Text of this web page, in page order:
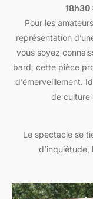
18h30
Pour les
représentation
vous soyez
bard, cette pièce
d’émerveillement.
de culture
Le spectacle se
d’inquiétude,